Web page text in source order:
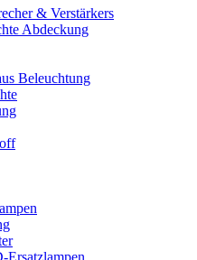
& Verstärkers
Abdeckung
Beleuchtung